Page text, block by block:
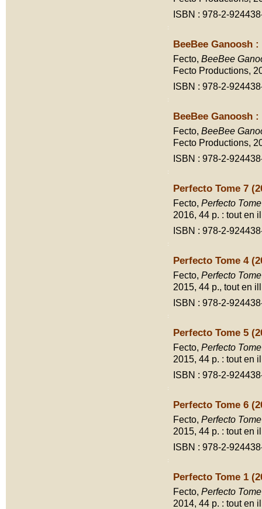
ISBN : 978-2-
BeeBee Ganoosh
Fecto, BeeBee
Fecto Productions,
ISBN : 978-2-
BeeBee Ganoosh
Fecto, BeeBee
Fecto Productions,
ISBN : 978-2-
Perfecto Tome 7
Fecto, Perfecto
2016, 44 p. : tout en
ISBN : 978-2-
Perfecto Tome 4
Fecto, Perfecto
2015, 44 p., tout en
ISBN : 978-2-
Perfecto Tome 5
Fecto, Perfecto
2015, 44 p. : tout en
ISBN : 978-2-
Perfecto Tome 6
Fecto, Perfecto
2015, 44 p. : tout en
ISBN : 978-2-
Perfecto Tome 1
Fecto, Perfecto
2014, 44 p. : tout en